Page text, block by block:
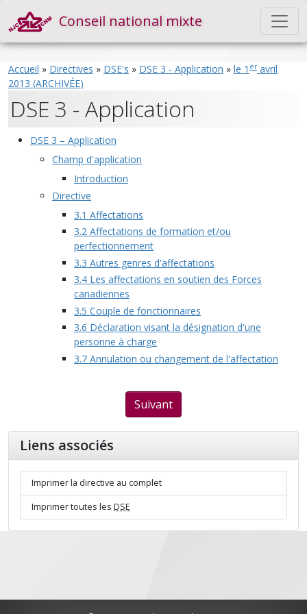
Conseil national mixte
Accueil » Directives » DSE's » DSE 3 - Application » le 1 eravril
2013 (ARCHIVÉE)
DSE 3 - Application
DSE 3 – Application
Champ d'application
Introduction
Directive
3.1 Affectations
3.2 Affectations de formation et/ou
perfectionnement
3.3 Autres genres d'affectations
3.4 Les affectations en soutien des Forces
canadiennes
3.5 Couple de fonctionnaires
3.6 Déclaration visant la désignation d'une
personne à charge
3.7 Annulation ou changement de l'affectation
Suivant
Liens associés
Imprimer la directive au complet
Imprimer toutes les DSE